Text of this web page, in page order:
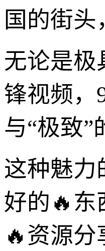
国的街
无论是极
锋视频，
与“极致”
这种魅力
好的🔥东
🔥资源